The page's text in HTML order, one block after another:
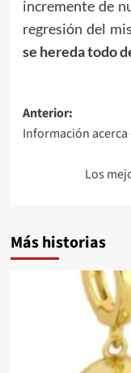
incremente de
regresión del
se hereda todo
Navegación
de
entradas
Anterior:
Información
Los
Más historias